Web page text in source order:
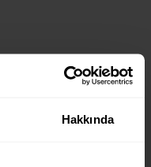
Hakkında